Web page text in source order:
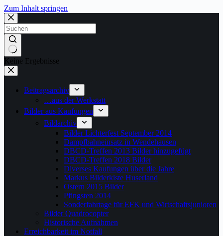
Zum Inhalt springen
Keine Ergebnisse
Beitragsarchiv
…aus der Werkstatt
Bilder aus Kaufungen
Bildarchiv
Bilder Lichterfest September 2014
Dampfbahneinsatz in Wendehausen
DBCD-Treffen 2013 Bilder hinzugefügt
DBCD-Treffen 2018 Bilder
Diverses Kaufungen über die Jahre
Markus Bilderkiste Huserland
Ostern 2015 Bilder
Pfingsten 2014
Sonderfahrtage für EFK und Wirtschaftsjunioren
Bilder Quadrocopter
Historische Aufnahmen
Erreichbarkeit im Notfall